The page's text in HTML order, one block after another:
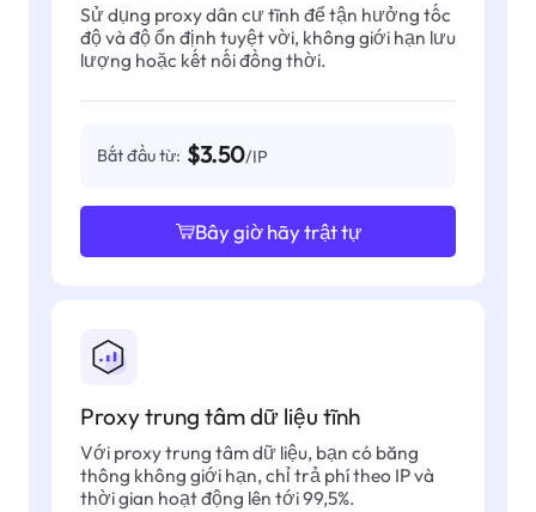
Sử dụng proxy dân cư tĩnh để tận hưởng tốc
độ và độ ổn định tuyệt vời, không giới hạn lưu
lượng hoặc kết nối đồng thời.
Bắt đầu từ: $3.50/IP
Bây giờ hãy trật tự
Proxy trung tâm dữ liệu tĩnh
Với proxy trung tâm dữ liệu, bạn có băng
thông không giới hạn, chỉ trả phí theo IP và
thời gian hoạt động lên tới 99,5%.